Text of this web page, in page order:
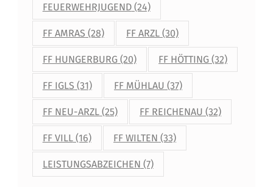
FEUERWEHRJUGEND(24)
FF AMRAS (28) FF ARZL (30)
FF HUNGERBURG(20) FF HÖTTING (32)
FF IGLS (31) FF MÜHLAU (37)
FF NEU-ARZL(25) FF REICHENAU (32)
FF VILL(16) FF WILTEN (33)
LEISTUNGSABZEICHEN (7)